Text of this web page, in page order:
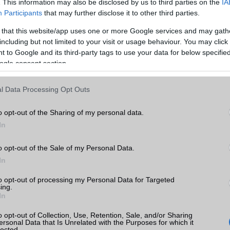
This information may also be disclosed by us to third parties on the
Participants that may further disclose it to other third parties.
that this website/app uses one or more Google services and may
but not limited to your visit or usage behaviour. You may
to Google and its third-party tags to use your data for below
consent section.
Data Processing Opt Outs
opt-out of the Sharing of my personal data.
opt-out of the Sale of my Personal Data.
opt-out of processing my Personal Data for Targeted
opt-out of Collection, Use, Retention, Sale, and/or Sharing
Data that Is Unrelated with the Purposes for which it
Telefonkönyv db dinamikus
Min. memória 8 GB
ADATCSERE
MMS Nincs
Bluetooth v5,x